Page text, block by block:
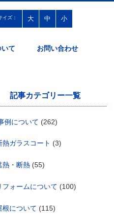
イズ： 大 中 小
て お問い合わせ
記事カテゴリー一覧
例について (262)
熱ガラスコート (3)
熱・断熱 (55)
フォームについて (100)
根について (115)